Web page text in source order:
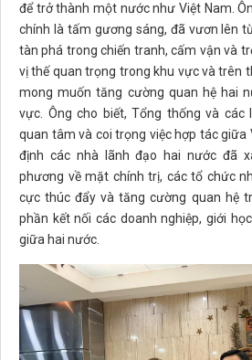
để trở thành một nước như Việt Nam.
chính là tấm gương sáng, đã vươn lên
tàn phá trong chiến tranh, cấm vận và
vị thế quan trọng trong khu vực và trên
mong muốn tăng cường quan hệ hai
vực. Ông cho biết, Tổng thống và các
quan tâm và coi trọng việc hợp tác giữa
định các nhà lãnh đạo hai nước đã
phương về mặt chính trị, các tổ chức
cực thúc đẩy và tăng cường quan hệ
phần kết nối các doanh nghiệp, giới
giữa hai nước.